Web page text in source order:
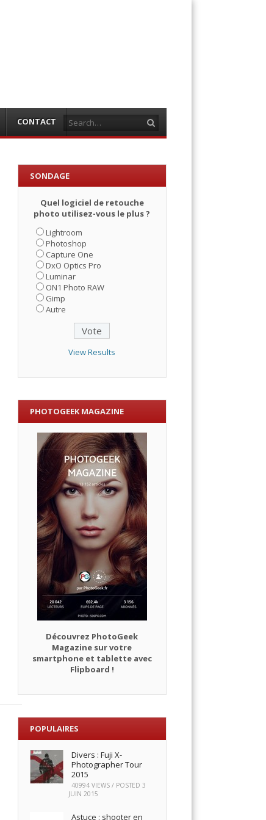
CONTACT
SONDAGE
Quel logiciel de retouche
photo utilisez-vous le plus ?
Lightroom
Photoshop
Capture One
DxO Optics Pro
Luminar
ON1 Photo RAW
Gimp
Autre
View Results
PHOTOGEEK MAGAZINE
Découvrez PhotoGeek
Magazine sur votre
smartphone et tablette avec
Flipboard !
POPULAIRES
Divers : Fuji X-
Photographer Tour
2015
40994 VIEWS / POSTED3
JUIN 2015
Astuce : shooter en